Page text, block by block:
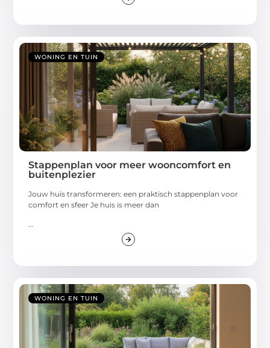
WONING EN TUIN
Stappenplan voor meer wooncomfort en
buitenplezier
Jouw huis transformeren: een praktisch stappenplan voor
comfort en sfeer Je huis is meer dan
WONING EN TUIN